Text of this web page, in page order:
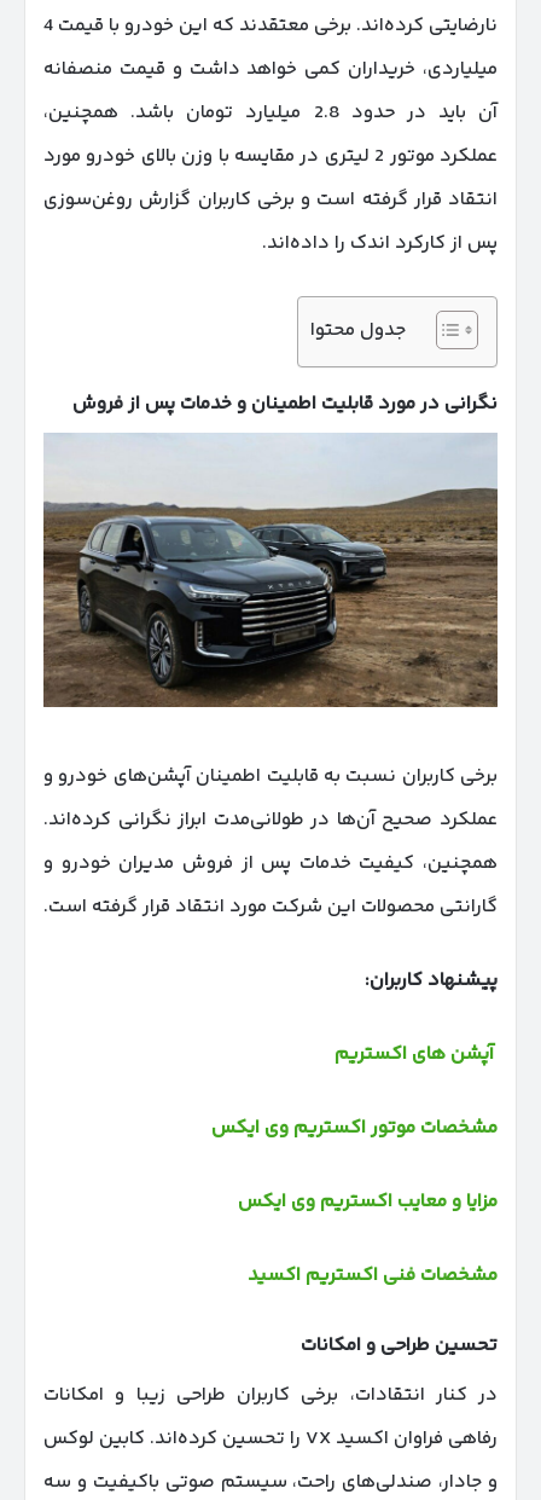
نارضایتی کرده‌اند. برخی معتقدند که این خودرو با قیمت 4
میلیاردی، خریداران کمی خواهد داشت و قیمت منصفانه
آن باید در حدود 2.8 میلیارد تومان باشد. همچنین،
عملکرد موتور 2 لیتری در مقایسه با وزن بالای خودرو مورد
انتقاد قرار گرفته است و برخی کاربران گزارش روغن‌سوزی
پس از کارکرد اندک را داده‌اند.
جدول محتوا
نگرانی در مورد قابلیت اطمینان و خدمات پس از فروش
برخی کاربران نسبت به قابلیت اطمینان آپشن‌های خودرو و
عملکرد صحیح آن‌ها در طولانی‌مدت ابراز نگرانی کرده‌اند.
همچنین، کیفیت خدمات پس از فروش مدیران خودرو و
گارانتی محصولات این شرکت مورد انتقاد قرار گرفته است.
پیشنهاد کاربران:
آپشن های اکستریم
مشخصات موتور اکستریم وی ایکس
مزایا و معایب اکستریم وی ایکس
مشخصات فنی اکستریم اکسید
تحسین طراحی و امکانات
در کنار انتقادات، برخی کاربران طراحی زیبا و امکانات
رفاهی فراوان اکسید VX را تحسین کرده‌اند. کابین لوکس
و جادار، صندلی‌های راحت، سیستم صوتی باکیفیت و سه